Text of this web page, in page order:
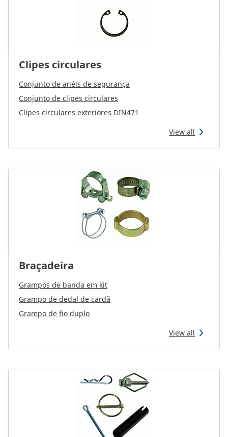
Clipes circulares
Conjunto de anéis de segurança
Conjunto de clipes circulares
Clipes circulares exteriores DIN471
View all
Braçadeira
Grampos de banda em kit
Grampo de dedal de cardã
Grampo de fio duplo
View all